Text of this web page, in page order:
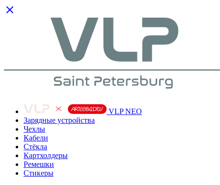
VLP NEO
Зарядные устройства
Чехлы
Кабели
Cтёкла
Картхолдеры
Ремешки
Стикеры